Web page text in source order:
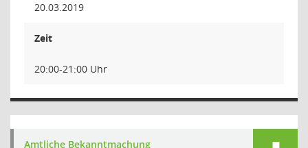
20.03.2019
Zeit
20:00-21:00 Uhr
Amtliche Bekanntmachung